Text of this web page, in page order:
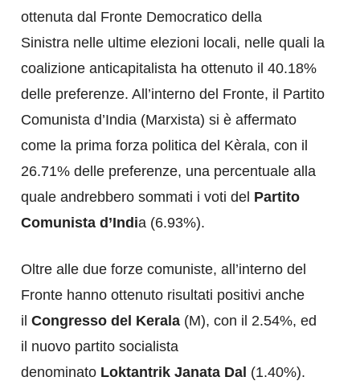
ottenuta dal Fronte Democratico della
Sinistra nelle ultime elezioni locali, nelle quali la
coalizione anticapitalista ha ottenuto il 40.18%
delle preferenze. All’interno del Fronte, il Partito
Comunista d’India (Marxista) si è affermato
come la prima forza politica del Kèrala, con il
26.71% delle preferenze, una percentuale alla
quale andrebbero sommati i voti del Partito
Comunista d’India (6.93%).
Oltre alle due forze comuniste, all’interno del
Fronte hanno ottenuto risultati positivi anche
il Congresso del Kerala (M), con il 2.54%, ed
il nuovo partito socialista
denominato Loktantrik Janata Dal (1.40%).